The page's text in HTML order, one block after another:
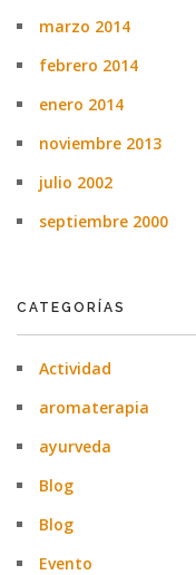
marzo 2014
febrero 2014
enero 2014
noviembre 2013
julio 2002
septiembre 2000
CATEGORÍAS
Actividad
aromaterapia
ayurveda
Blog
Blog
Evento